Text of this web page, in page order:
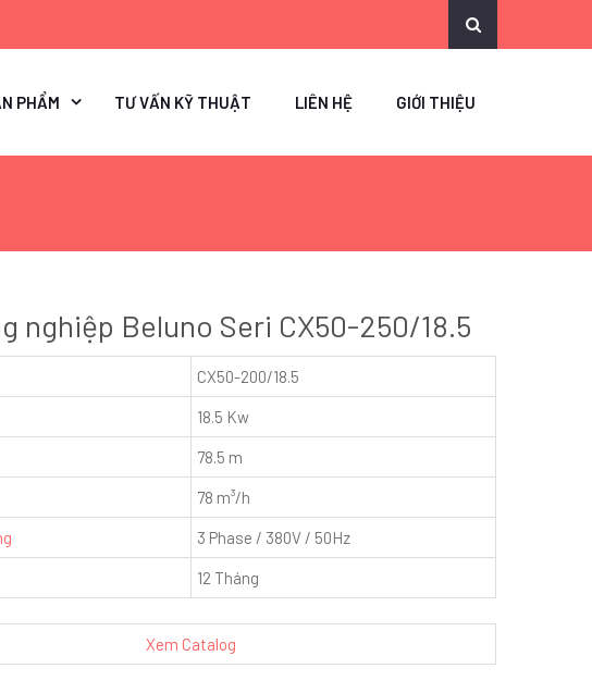
PHẨM TƯ VẤN KỸ THUẬT LIÊN HỆ GIỚI THIỆU
nghiệp Beluno Seri CX50-250/18.5
CX50-200/18.5
18.5 Kw
78.5 m
78 m³/h
3 Phase / 380V / 50Hz
12 Tháng
Xem Catalog